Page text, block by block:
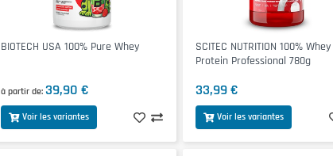
BIOTECH USA 100% Pure Whey
à partir de 39,90 €
Voir les variantes
SCITEC NUTRITION 100% Whey
Protein Professional 780g
33,99 €
Voir les variantes